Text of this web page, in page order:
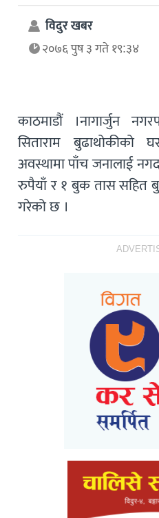
विदुर खबर
२०७६ पुष ३ गते १९:३४
काठमाडौं ।नागार्जुन
सिताराम बुढाथोकीको
अवस्थामा पाँच जनालाई
रुपैयाँ र १ बुक तास सहित
गरेको छ ।